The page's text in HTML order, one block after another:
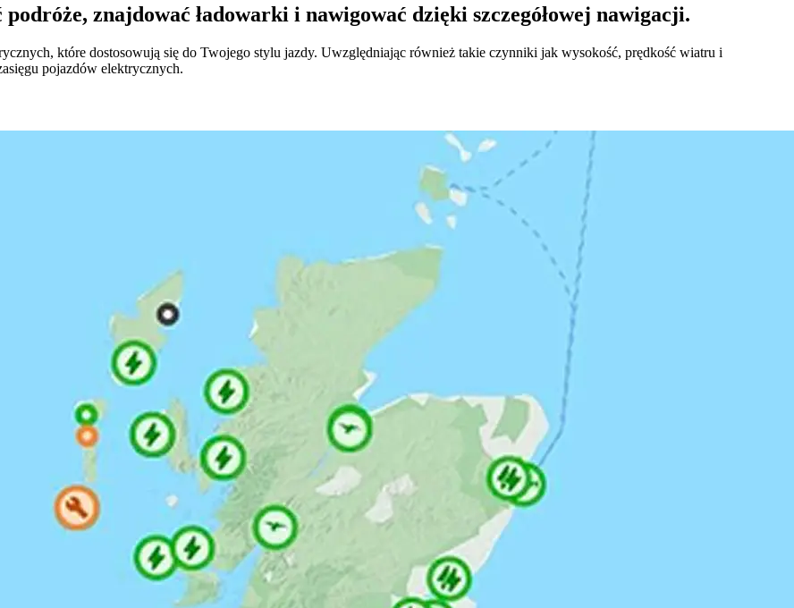
znajdować ładowarki i nawigować dzięki szczegółowej nawigacji.
które dostosowują się do Twojego stylu jazdy. Uwzględniając również takie czynniki jak wysokość, prędkość wiatru i
pojazdów elektrycznych.